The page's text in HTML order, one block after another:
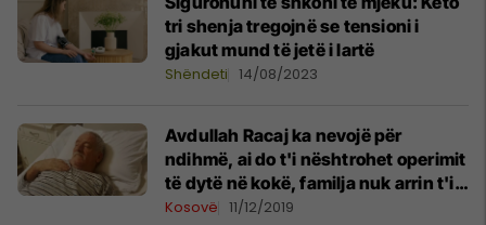
tri shenja tregojnë se tensioni i
gjakut mund të jetë i lartë
Shëndeti 14/08/2023
Avdullah Racaj ka nevojë për
ndihmë, ai do t'i nështrohet operimit
të dytë në kokë, familja nuk arrin t'i
mbulojë shpenzimet
Kosovë 11/12/2019